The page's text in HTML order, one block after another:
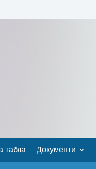
табла Документи